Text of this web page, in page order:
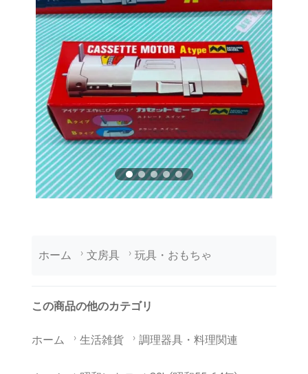
ホーム 文房具 玩具・おもちゃ
この商品の他のカテゴリ
ホーム 生活雑貨 調理器具・料理関連